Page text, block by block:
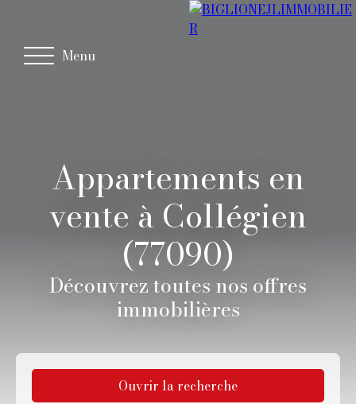
Menu
Appartements en
vente à Collégien
(77090)
Découvrez toutes nos offres
immobilières
Ouvrir la recherche